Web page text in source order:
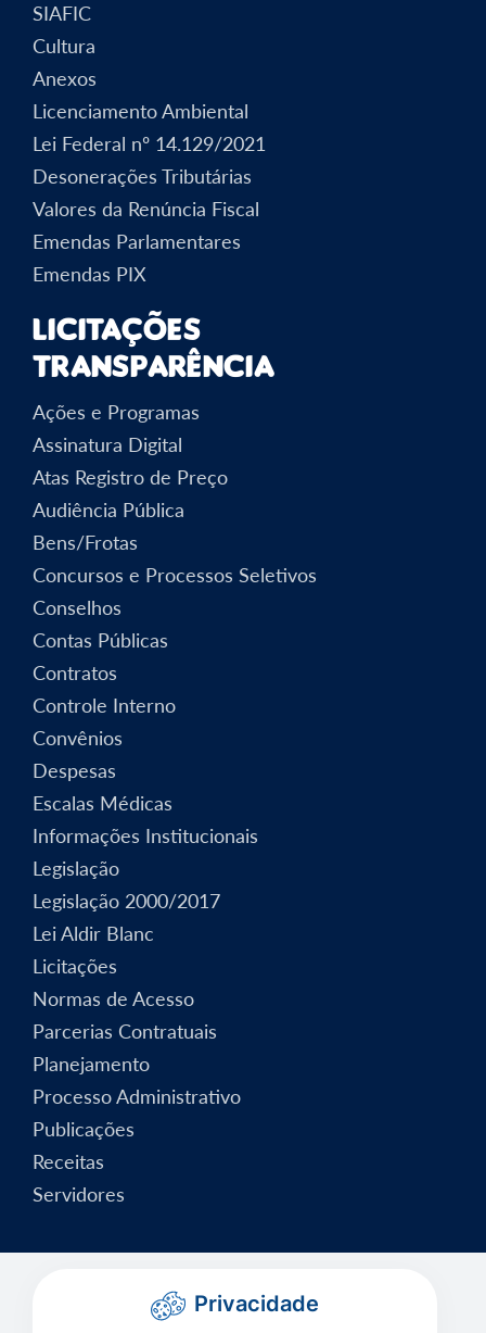
SIAFIC
Cultura
Anexos
Licenciamento Ambiental
Lei Federal nº 14.129/2021
Desonerações Tributárias
Valores da Renúncia Fiscal
Emendas Parlamentares
Emendas PIX
Licitações
Transparência
Ações e Programas
Assinatura Digital
Atas Registro de Preço
Audiência Pública
Bens/Frotas
Concursos e Processos Seletivos
Conselhos
Contas Públicas
Contratos
Controle Interno
Convênios
Despesas
Escalas Médicas
Informações Institucionais
Legislação
Legislação 2000/2017
Lei Aldir Blanc
Licitações
Normas de Acesso
Parcerias Contratuais
Planejamento
Processo Administrativo
Publicações
Receitas
Servidores
Privacidade